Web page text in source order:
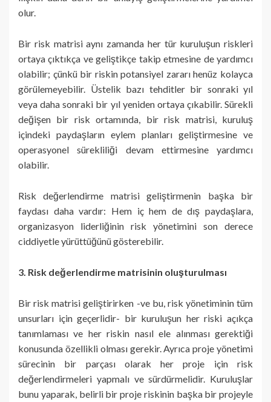
olur.
Bir risk matrisi aynı zamanda her tür kuruluşun riskleri
ortaya çıktıkça ve geliştikçe takip etmesine de yardımcı
olabilir; çünkü bir riskin potansiyel zararı henüz kolayca
görülemeyebilir. Üstelik bazı tehditler bir sonraki yıl
veya daha sonraki bir yıl yeniden ortaya çıkabilir. Sürekli
değişen bir risk ortamında, bir risk matrisi, kuruluş
içindeki paydaşların eylem planları geliştirmesine ve
operasyonel sürekliliği devam ettirmesine yardımcı
olabilir.
Risk değerlendirme matrisi geliştirmenin başka bir
faydası daha vardır: Hem iç hem de dış paydaşlara,
organizasyon liderliğinin risk yönetimini son derece
ciddiyetle yürüttüğünü gösterebilir.
3. Risk değerlendirme matrisinin oluşturulması
Bir risk matrisi geliştirirken -ve bu, risk yönetiminin tüm
unsurları için geçerlidir- bir kuruluşun her riski açıkça
tanımlaması ve her riskin nasıl ele alınması gerektiği
konusunda özellikli olması gerekir. Ayrıca proje yönetimi
sürecinin bir parçası olarak her proje için risk
değerlendirmeleri yapmalı ve sürdürmelidir. Kuruluşlar
bunu yaparak, belirli bir proje riskinin başka bir projeyle